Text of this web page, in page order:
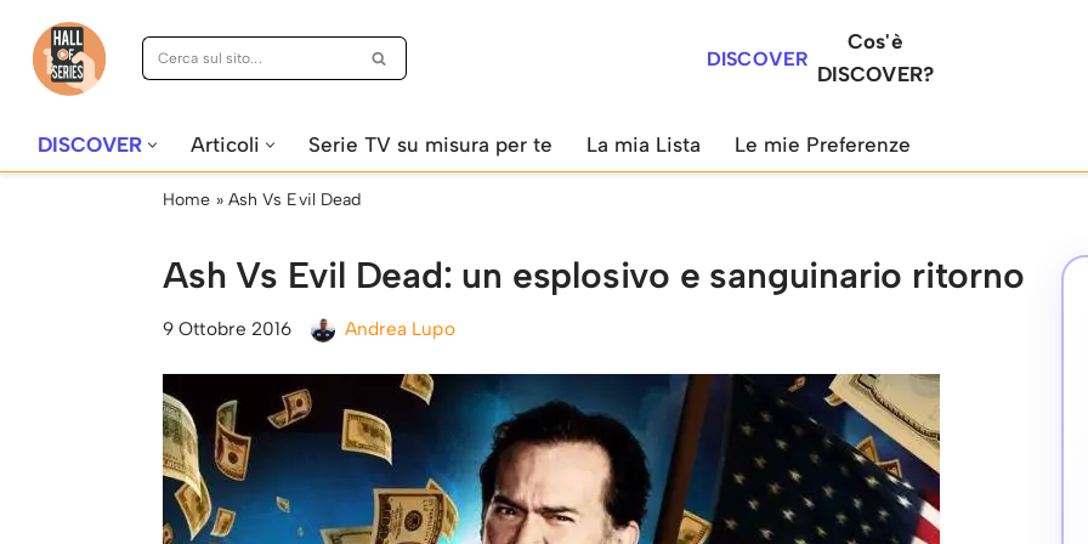
Vai
DISCOVER
Cos'è
DISCOVER?
DISCOVER Articoli Serie TV su misura per te La mia Lista Le mie Preferenze
Home » Ash Vs Evil Dead
Ash Vs Evil Dead: un esplosivo e sanguinario ritorno
9 Ottobre 2016 Andrea Lupo